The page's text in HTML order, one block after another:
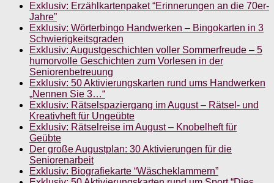
Exklusiv: Erzählkartenpaket “Erinnerungen an die 70er-
Jahre”
Exklusiv: Wörterbingo Handwerken – Bingokarten in 3
Schwierigkeitsgraden
Exklusiv: Augustgeschichten voller Sommerfreude – 5
humorvolle Geschichten zum Vorlesen in der
Seniorenbetreuung
Exklusiv: 50 Aktivierungskarten rund ums Handwerken
„Nennen Sie 3…“
Exklusiv: Rätselspaziergang im August – Rätsel- und
Kreativheft für Ungeübte
Exklusiv: Rätselreise im August – Knobelheft für
Geübte
Der große Augustplan: 30 Aktivierungen für die
Seniorenarbeit
Exklusiv: Biografiekarte “Wäscheklammern”